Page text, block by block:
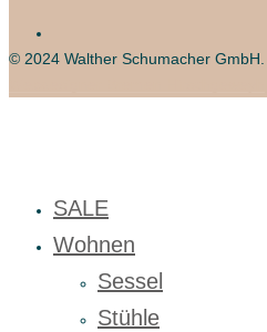
© 2024 Walther Schumacher GmbH
SALE
Wohnen
Sessel
Stühle